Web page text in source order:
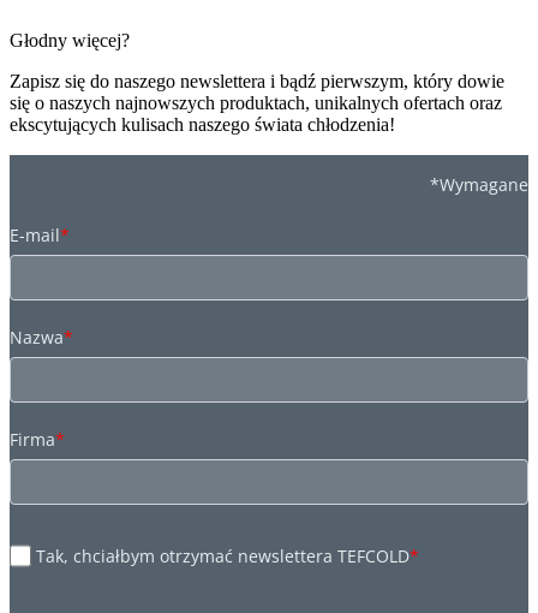
Głodny więcej?
Zapisz się do naszego newslettera i bądź pierwszym, który dowie
się o naszych najnowszych produktach, unikalnych ofertach oraz
ekscytujących kulisach naszego świata chłodzenia!
*Wymagane
E-mail*
Nazwa*
Firma*
Tak, chciałbym otrzymać newslettera TEFCOLD*